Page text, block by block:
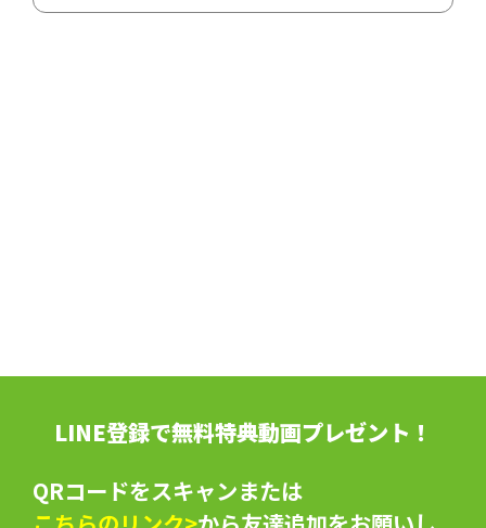
LINE登録で無料特典動画プレゼント！
QRコードをスキャンまたは